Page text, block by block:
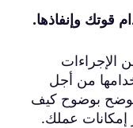
الإجراءات
من أجل
بوضوح كيف
إمكانات عملك.